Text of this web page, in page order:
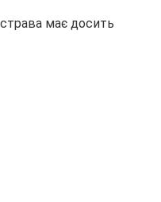
має досить